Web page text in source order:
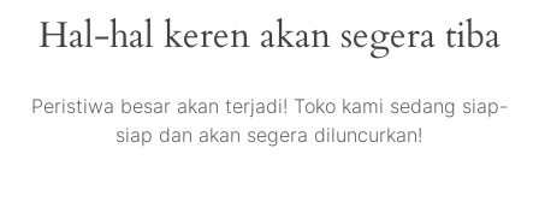
Hal-hal keren akan segera tiba
Peristiwa besar akan terjadi! Toko kami sedang siap-
siap dan akan segera diluncurkan!